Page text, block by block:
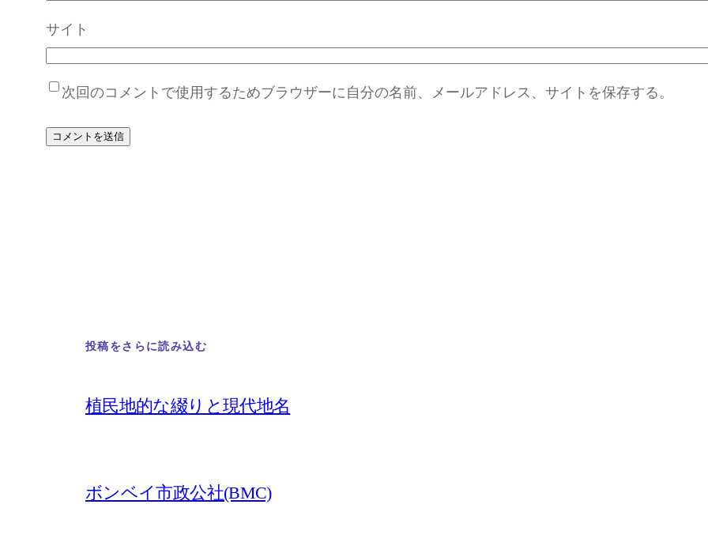
サイト
次回のコメントで使用するためブラウザーに自分の名前、メールアドレス、サイトを保存する。
投稿をさらに読み込む
植民地的な綴りと現代地名
ボンベイ市政公社(BMC)